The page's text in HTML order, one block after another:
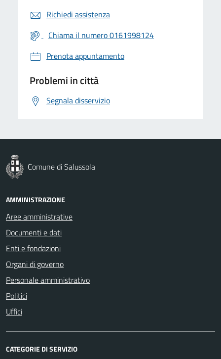
Richiedi assistenza
Chiama il numero 0161998124
Prenota appuntamento
Problemi in città
Segnala disservizio
Comune di Salussola
AMMINISTRAZIONE
Aree amministrative
Documenti e dati
Enti e fondazioni
Organi di governo
Personale amministrativo
Politici
Uffici
CATEGORIE DI SERVIZIO